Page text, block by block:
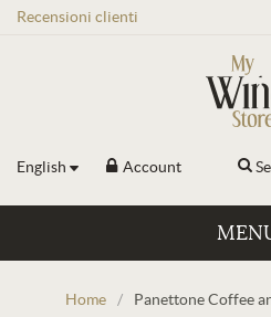
Recensioni clienti
English Account
Home / Panettone Coffee